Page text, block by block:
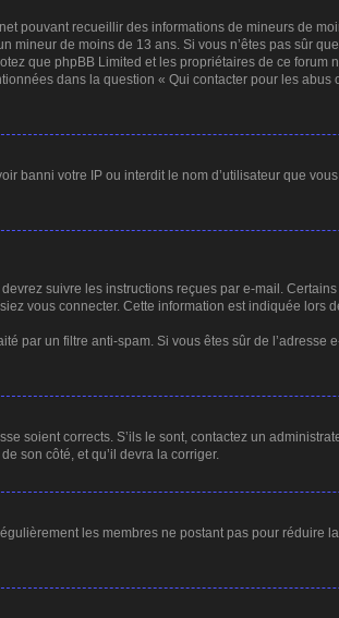
pouvant recueillir des informations de mineurs de
de moins de 13 ans. Si vous n’êtes pas sûr
que phpBB Limited et les propriétaires de ce forum
dans la question « Qui contacter pour les
banni votre IP ou interdit le nom d’utilisateur que
suivre les instructions reçues par e-mail.
vous connecter. Cette information est indiquée lors
par un filtre anti-spam. Si vous êtes sûr de l’adresse
soient corrects. S’ils le sont, contactez un
son côté, et qu’il devra la corriger.
les membres ne postant pas pour réduire